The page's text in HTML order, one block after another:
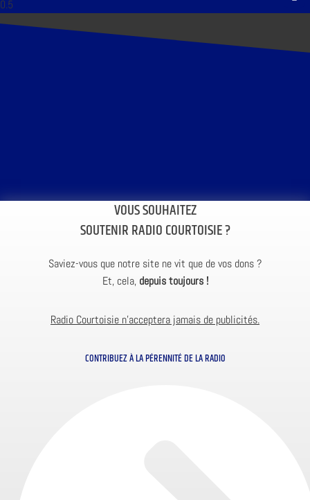
VOUS SOUHAITEZ
SOUTENIR RADIO COURTOISIE ?
Saviez-vous que notre site ne vit que de vos dons ?
Et, cela, depuis toujours !
Radio Courtoisie n’acceptera jamais de publicités.
CONTRIBUEZ À LA PÉRENNITÉ DE LA RADIO